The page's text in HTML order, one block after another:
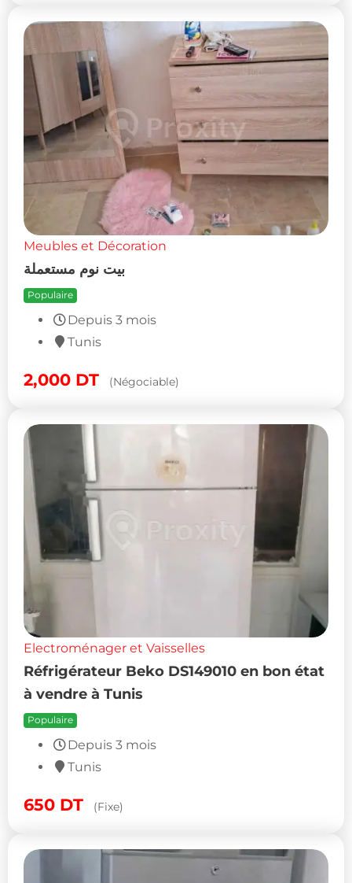
Meubles et Décoration
بيت نوم مستعملة
Populaire
Depuis 3 mois
Tunis
2,000 DT (Négociable)
Electroménager et Vaisselles
Réfrigérateur Beko DS149010 en bon état
à vendre à Tunis
Populaire
Depuis 3 mois
Tunis
650 DT (Fixe)